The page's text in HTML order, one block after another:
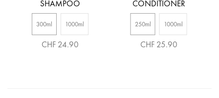
SHAMPOO
300ml 1000ml
CHF 24.90
CONDITIONER
250ml 1000ml
CHF 25.90